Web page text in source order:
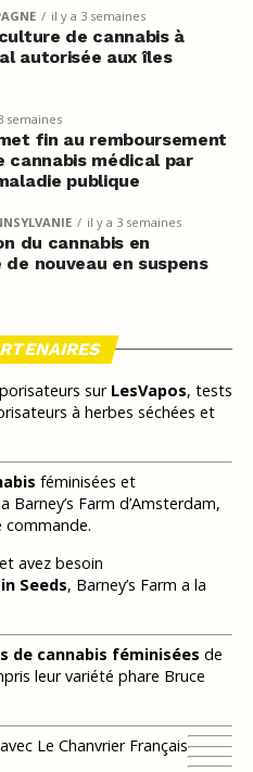
il y a 3 semaines
de cannabis à
autorisée aux îles
semaines
met fin au remboursement
cannabis médical par
publique
il y a 3 semaines
du cannabis en
de nouveau en suspens
sur LesVapos, tests
à herbes séchées et
féminisées et
Farm d’Amsterdam,
commande.
avez besoin
Seeds, Barney’s Farm a la
de cannabis féminisées de
leur variété phare Bruce
Le Chanvrier Français